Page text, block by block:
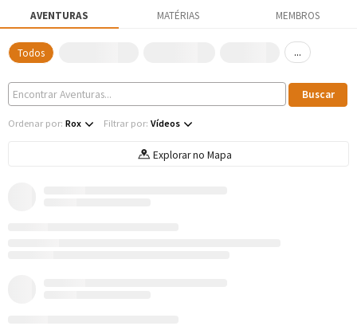
AVENTURAS MATÉRIAS MEMBROS
Todos ...
Ordenar por: Rox Filtrar por: Vídeos
Explorar no Mapa